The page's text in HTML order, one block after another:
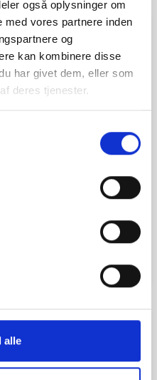
også oplysninger om
vores partnere inden
og
kan kombinere disse
har givet dem, eller som
deres tjenester.
alle
favorite_border
favorite_border